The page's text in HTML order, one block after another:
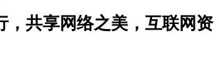
，共享网络之美，互联网资